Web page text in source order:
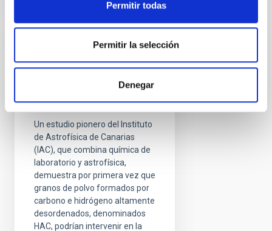
Permitir todas
Permitir la selección
Denegar
NOTA DE PRENSA
Desentrañan el enigma
de los fulerenos en el
espacio
Un estudio pionero del Instituto
de Astrofísica de Canarias
(IAC), que combina química de
laboratorio y astrofísica,
demuestra por primera vez que
granos de polvo formados por
carbono e hidrógeno altamente
desordenados, denominados
HAC, podrían intervenir en la